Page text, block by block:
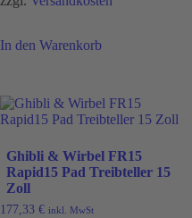
In den Warenkorb
Ghibli & Wirbel FR15
Rapid15 Pad Treibteller 15
Zoll
177,33 € inkl. MwSt